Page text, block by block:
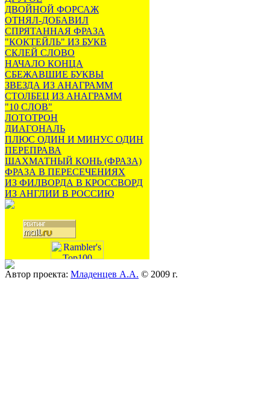
ДВОЙНОЙ ФОРСАЖ
ОТНЯЛ-ДОБАВИЛ
СПРЯТАННАЯ ФРАЗА
"КОКТЕЙЛЬ" ИЗ БУКВ
СКЛЕЙ СЛОВО
НАЧАЛО КОНЦА
СБЕЖАВШИЕ БУКВЫ
ЗВЕЗДА ИЗ АНАГРАММ
СТОЛБЕЦ ИЗ АНАГРАММ
"10 СЛОВ"
ЛОТОТРОН
ДИАГОНАЛЬ
ПЛЮС ОДИН И МИНУС ОДИН
ПЕРЕПРАВА
ШАХМАТНЫЙ КОНЬ (ФРАЗА)
ФРАЗА В ПЕРЕСЕЧЕНИЯХ
ИЗ ФИЛВОРДА В КРОССВОРД
ИЗ АНГЛИИ В РОССИЮ
Автор проекта: Младенцев А.А. © 2009 г.